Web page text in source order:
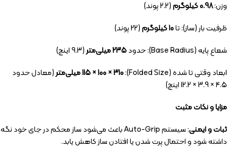
وزن:0.98 کیلوگرم
(2.2 پوند)
ظرفیت بار (ساز): تا10 کیلوگرم
(22 پوند)
شعاع پایه (Base Radius): حدود
235 میلی‌متر
(9.3 اینچ)
ابعاد وقتی تا شده (Folded Size):
115 × 100 × 310 میلی‌متر
(معادل حدود
4.5 × 3.9 × 12.2 اینچ)
مزایا و نکات مثبت
ثبات و ایمنی
: سیستم Auto-Grip باعث می‌شود ساز محکم در جای خود نگه
داشته شود و احتمال پرت شدن یا افتادن ساز کاهش یابد.